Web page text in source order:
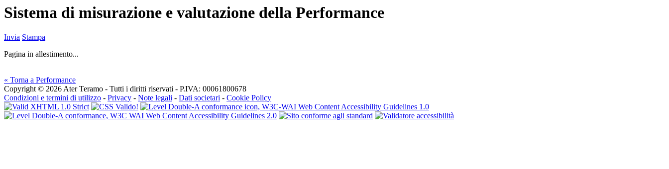
Sistema di misurazione e valutazione della Performance
Invia Stampa
Pagina in allestimento...
« Torna a Performance
Copyright © 2026 Ater Teramo - Tutti i diritti riservati - P.IVA: 00061800678
Condizioni e termini di utilizzo - Privacy - Note legali - Dati societari - Cookie Policy